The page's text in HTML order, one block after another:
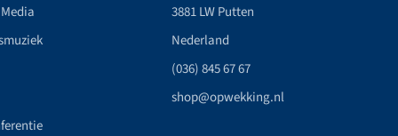
3881 LW Putten
Nederland
(036) 845 67 67
shop@opwekking.nl